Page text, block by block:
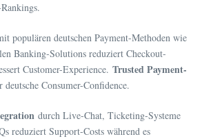
populären deutschen Payment-Methoden wie
Banking-Solutions reduziert Checkout-
Customer-Experience. Trusted Payment-
Consumer-Confidence.
durch Live-Chat, Ticketing-Systeme
reduziert Support-Costs während es